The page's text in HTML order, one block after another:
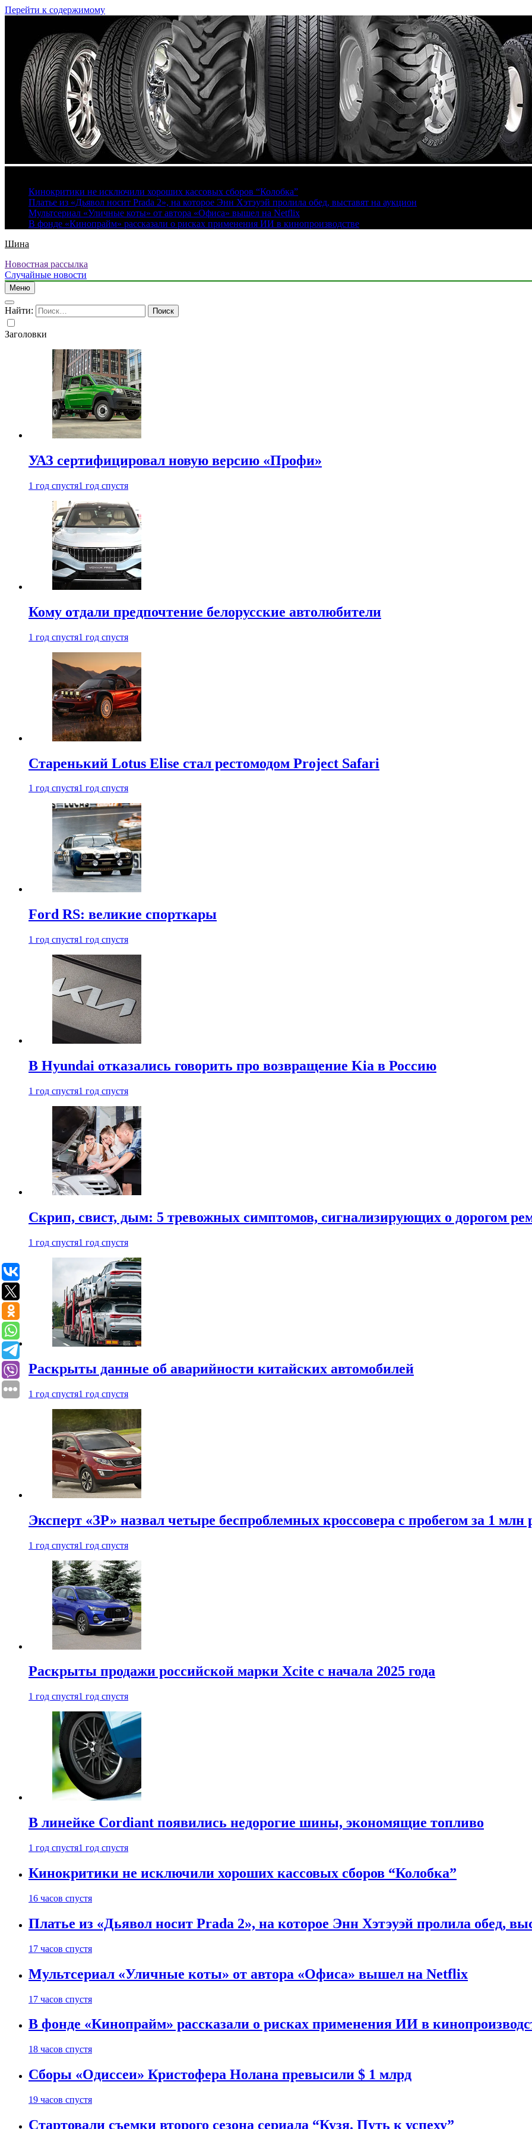
Перейти к содержимому
Кинокритики не исключили хороших кассовых сборов “Колобка”
Платье из «Дьявол носит Prada 2», на которое Энн Хэтэуэй пролила обед, выставят на аукцион
Мультсериал «Уличные коты» от автора «Офиса» вышел на Netflix
В фонде «Кинопрайм» рассказали о рисках применения ИИ в кинопроизводстве
Шина
Новостная рассылка
Случайные новости
Меню
Найти:
Заголовки
УАЗ сертифицировал новую версию «Профи»
1 год спустя1 год спустя
Кому отдали предпочтение белорусские автолюбители
1 год спустя1 год спустя
Старенький Lotus Elise стал рестомодом Project Safari
1 год спустя1 год спустя
Ford RS: великие спорткары
1 год спустя1 год спустя
В Hyundai отказались говорить про возвращение Kia в Россию
1 год спустя1 год спустя
Скрип, свист, дым: 5 тревожных симптомов, сигнализирующих о дорогом
1 год спустя1 год спустя
Раскрыты данные об аварийности китайских автомобилей
1 год спустя1 год спустя
Эксперт «ЗР» назвал четыре беспроблемных кроссовера с пробегом за 1 млн
1 год спустя1 год спустя
Раскрыты продажи российской марки Xcite с начала 2025 года
1 год спустя1 год спустя
В линейке Cordiant появились недорогие шины, экономящие топливо
1 год спустя1 год спустя
Кинокритики не исключили хороших кассовых сборов “Колобка”
16 часов спустя
Платье из «Дьявол носит Prada 2», на которое Энн Хэтэуэй пролила обед,
17 часов спустя
Мультсериал «Уличные коты» от автора «Офиса» вышел на Netflix
17 часов спустя
В фонде «Кинопрайм» рассказали о рисках применения ИИ в
18 часов спустя
Сборы «Одиссеи» Кристофера Нолана превысили $ 1 млрд
19 часов спустя
Стартовали съемки второго сезона сериала “Кузя. Путь к успеху”